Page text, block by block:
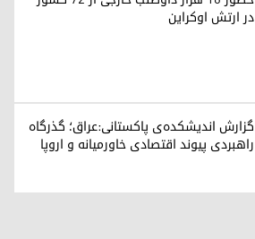
در ارتش اوکراین
گزارش اندیشکده‌ی پاکستانی:عراق؛ گذرگاه
راهبردی پیوند اقتصادی خاورمیانه و اروپا